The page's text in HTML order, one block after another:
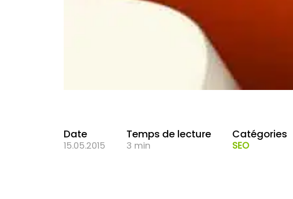
Date
15.05.2015
Temps de lecture
3 min
Catégories
SEO